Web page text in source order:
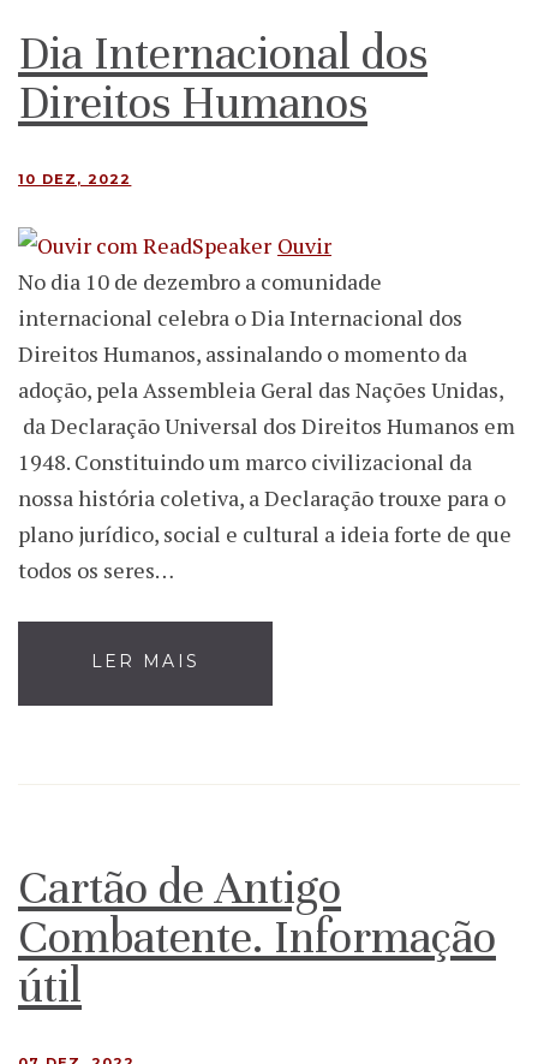
Dia Internacional dos
Direitos Humanos
10 DEZ, 2022
Ouvir
No dia 10 de dezembro a comunidade
internacional celebra o Dia Internacional dos
Direitos Humanos, assinalando o momento da
adoção, pela Assembleia Geral das Nações Unidas,
da Declaração Universal dos Direitos Humanos em
1948. Constituindo um marco civilizacional da
nossa história coletiva, a Declaração trouxe para o
plano jurídico, social e cultural a ideia forte de que
todos os seres…
LER MAIS
Cartão de Antigo
Combatente. Informação
útil